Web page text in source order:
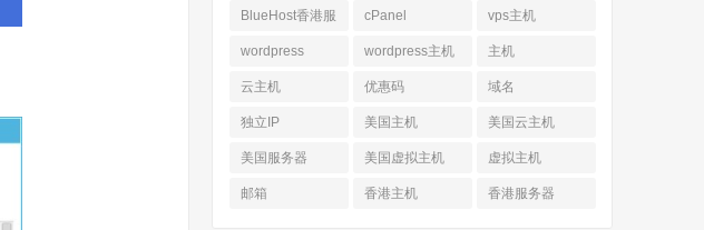
务器
机
机
BlueHost香港服
务器
cPanel vps主机
wordpress wordpress主机 主机
云主机 优惠码 域名
独立IP 美国主机 美国云主机
美国服务器 美国虚拟主机 虚拟主机
邮箱 香港主机 香港服务器